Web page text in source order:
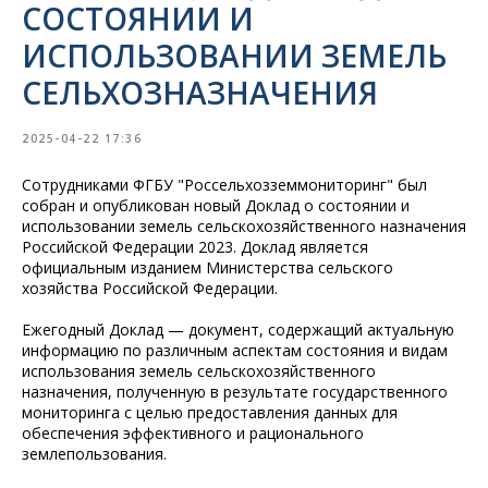
СОСТОЯНИИ И
ИСПОЛЬЗОВАНИИ ЗЕМЕЛЬ
СЕЛЬХОЗНАЗНАЧЕНИЯ
2025-04-22 17:36
Сотрудниками ФГБУ "Россельхозземмониторинг" был
собран и опубликован новый Доклад о состоянии и
использовании земель сельскохозяйственного назначения
Российской Федерации 2023. Доклад является
официальным изданием Министерства сельского
хозяйства Российской Федерации.
Ежегодный Доклад — документ, содержащий актуальную
информацию по различным аспектам состояния и видам
использования земель сельскохозяйственного
назначения, полученную в результате государственного
мониторинга с целью предоставления данных для
обеспечения эффективного и рационального
землепользования.